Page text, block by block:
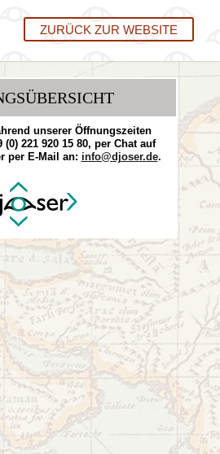
ZURÜCK ZUR WEBSITE
unserer Öffnungszeiten
221 920 15 80, per Chat auf
per E-Mail an: info@djoser.de.